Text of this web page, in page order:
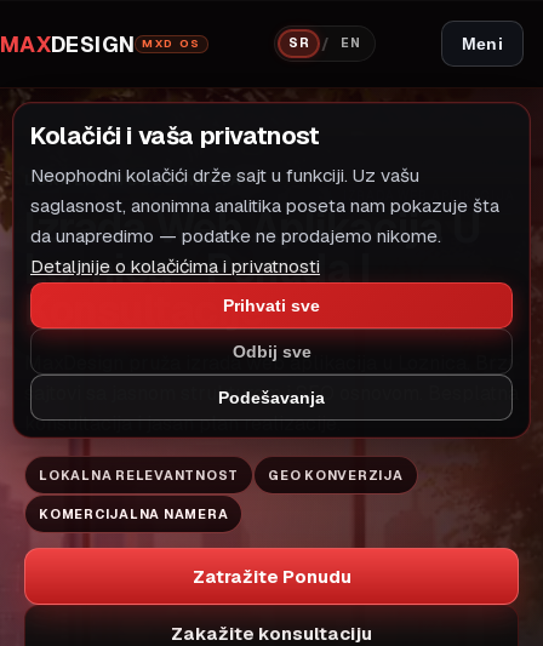
MAXDESIGN MXD OS SR / EN Meni
IZRADA WEB APLIKACIJA
LOKALNI MODEL RASTA
Izrada Web Aplikacija U
Loznica - Ponuda I
Konsultacije
MaxDesign pruža izrada web aplikacija u Loznica. Brzi
sajtovi sa jasnom strukturom i SEO osnovom. Besplatna
konsultacija i jasan plan realizacije.
LOKALNA RELEVANTNOST GEO KONVERZIJA
KOMERCIJALNA NAMERA
Zatražite Ponudu
Zakažite konsultaciju
Kolačići i vaša privatnost
Neophodni kolačići drže sajt u funkciji. Uz vašu
saglasnost, anonimna analitika poseta nam pokazuje šta
da unapredimo — podatke ne prodajemo nikome.
Detaljnije o kolačićima i privatnosti
Prihvati sve
Odbij sve
Podešavanja